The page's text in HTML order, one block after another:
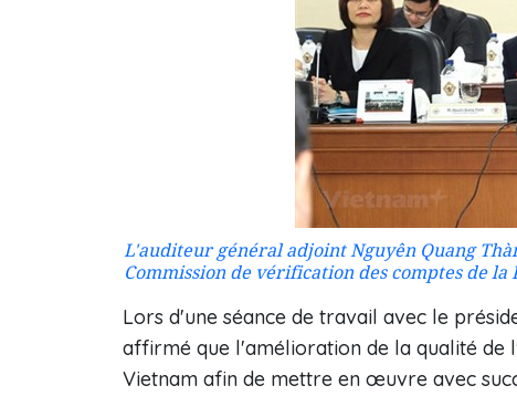
L'auditeur général adjoint Nguyên Quang
Commission de vérification des comptes de la
Lors d'une séance de travail avec le
affirmé que l'amélioration de la qualité de
Vietnam afin de mettre en œuvre avec